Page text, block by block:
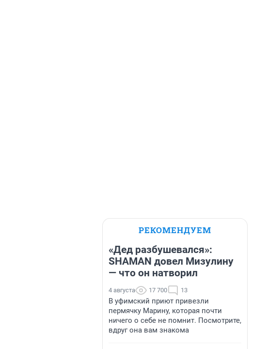
РЕКОМЕНДУЕМ
«Дед разбушевался»:
SHAMAN довел Мизулину
— что он натворил
4 августа 17 700 13
В уфимский приют привезли
пермячку Марину, которая почти
ничего о себе не помнит. Посмотрите,
вдруг она вам знакома